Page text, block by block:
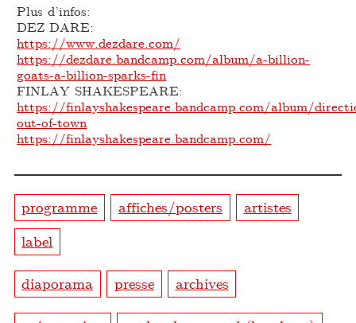
Plus d’infos:
DEZ DARE:
https://www.dezdare.com/
https://dezdare.bandcamp.com/album/a-billion-
goats-a-billion-sparks-fin
FINLAY SHAKESPEARE:
https://finlayshakespeare.bandcamp.com/album/
out-of-town
https://finlayshakespeare.bandcamp.com/
programme affiches/posters
artistes
label
diaporama presse archives